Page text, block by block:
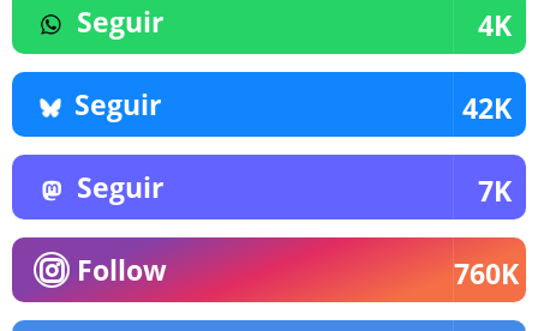
Seguir 4K
Seguir 42K
Seguir 7K
Follow 760K